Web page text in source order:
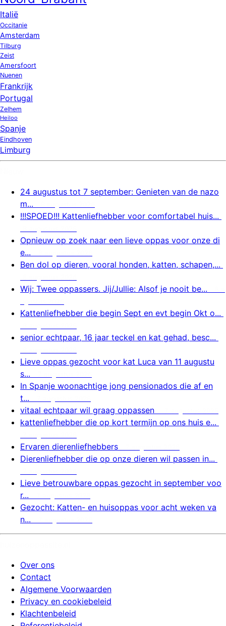
Italië
Occitanie
Amsterdam
Tilburg
Zeist
Amersfoort
Nuenen
Frankrijk
Portugal
Zelhem
Heiloo
Spanje
Eindhoven
Limburg
24 augustus tot 7 september: Genieten van de nazo
m...
!!!SPOED!!! Kattenliefhebber voor comfortabel huis...
Opnieuw op zoek naar een lieve oppas voor onze di
e...
Ben dol op dieren, vooral honden, katten, schapen,...
Wij: Twee oppassers. Jij/Jullie: Alsof je nooit be...
Kattenliefhebber die begin Sept en evt begin Okt o...
senior echtpaar, 16 jaar teckel en kat gehad, besc...
Lieve oppas gezocht voor kat Luca van 11 augustu
s...
In Spanje woonachtige jong pensionados die af en
t...
vitaal echtpaar wil graag oppassen
kattenliefhebber die op kort termijn op ons huis e...
Ervaren dierenliefhebbers
Dierenliefhebber die op onze dieren wil passen in...
Lieve betrouwbare oppas gezocht in september voo
r...
Gezocht: Katten- en huisoppas voor acht weken va
n...
Over ons
Contact
Algemene Voorwaarden
Privacy en cookiebeleid
Klachtenbeleid